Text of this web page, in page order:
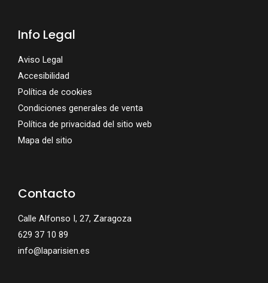
Info Legal
Aviso Legal
Accesibilidad
Política de cookies
Condiciones generales de venta
Política de privacidad del sitio web
Mapa del sitio
Contacto
Calle Alfonso I, 27, Zaragoza
629 37 10 89
info@laparisien.es